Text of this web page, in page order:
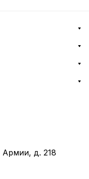
Армии, д. 218